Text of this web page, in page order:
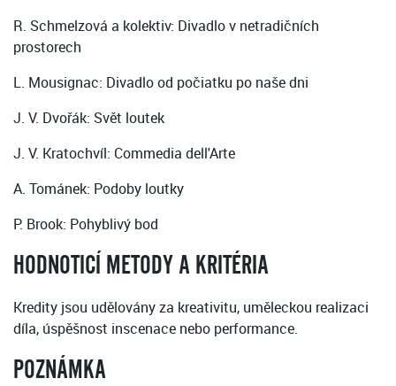
R. Schmelzová a kolektiv: Divadlo v netradičních
prostorech
L. Mousignac: Divadlo od počiatku po naše dni
J. V. Dvořák: Svět loutek
J. V. Kratochvíl: Commedia dell'Arte
A. Tománek: Podoby loutky
P. Brook: Pohyblivý bod
HODNOTICÍ METODY A KRITÉRIA
Kredity jsou udělovány za kreativitu, uměleckou realizaci
díla, úspěšnost inscenace nebo performance.
POZNÁMKA